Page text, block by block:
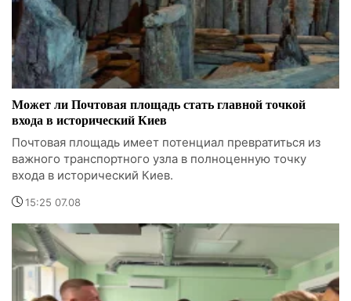
Может ли Почтовая площадь стать главной точкой
входа в исторический Киев
Почтовая площадь имеет потенциал превратиться из
важного транспортного узла в полноценную точку
входа в исторический Киев.
15:25 07.08